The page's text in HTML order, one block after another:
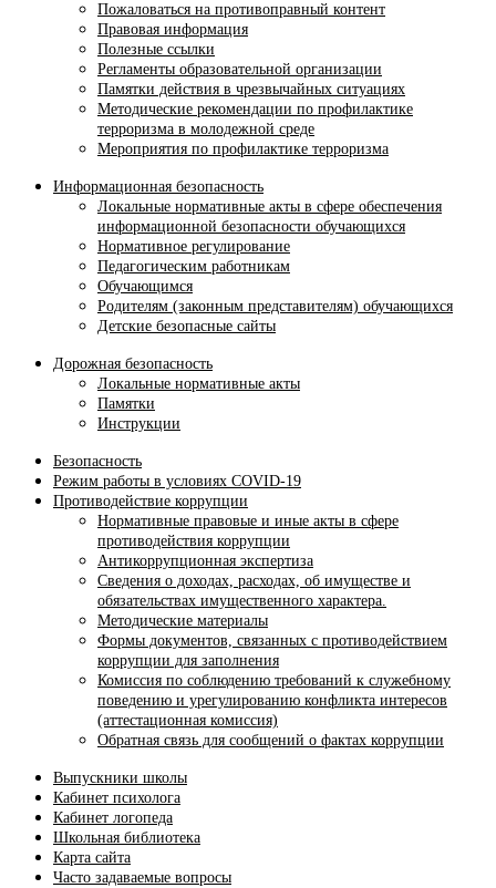
Пожаловаться на противоправный контент
Правовая информация
Полезные ссылки
Регламенты образовательной организации
Памятки действия в чрезвычайных ситуациях
Методические рекомендации по профилактике
терроризма в молодежной среде
Мероприятия по профилактике терроризма
Информационная безопасность
Локальные нормативные акты в сфере обеспечения
информационной безопасности обучающихся
Нормативное регулирование
Педагогическим работникам
Обучающимся
Родителям (законным представителям) обучающихся
Детские безопасные сайты
Дорожная безопасность
Локальные нормативные акты
Памятки
Инструкции
Безопасность
Режим работы в условиях COVID-19
Противодействие коррупции
Нормативные правовые и иные акты в сфере
противодействия коррупции
Антикоррупционная экспертиза
Сведения о доходах, расходах, об имуществе и
обязательствах имущественного характера.
Методические материалы
Формы документов, связанных с противодействием
коррупции для заполнения
Комиссия по соблюдению требований к служебному
поведению и урегулированию конфликта интересов
(аттестационная комиссия)
Обратная связь для сообщений о фактах коррупции
Выпускники школы
Кабинет психолога
Кабинет логопеда
Школьная библиотека
Карта сайта
Часто задаваемые вопросы